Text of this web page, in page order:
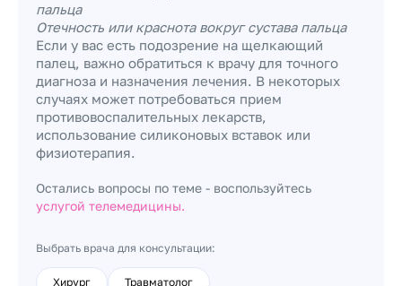
пальца
Отечность или краснота вокруг сустава пальца
Если у вас есть подозрение на щелкающий
палец, важно обратиться к врачу для точного
диагноза и назначения лечения. В некоторых
случаях может потребоваться прием
противовоспалительных лекарств,
использование силиконовых вставок или
физиотерапия.
Остались вопросы по теме - воспользуйтесь
услугой телемедицины.
Выбрать врача для консультации:
Хирург Травматолог